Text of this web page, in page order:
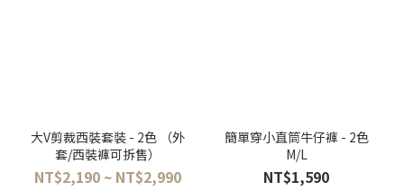
大V剪裁西裝套裝 - 2色 （外
套/西裝褲可拆售）
NT$2,190 ~ NT$2,990
簡單穿小直筒牛仔褲 - 2色
M/L
NT$1,590